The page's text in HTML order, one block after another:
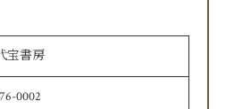
宝書房
0002